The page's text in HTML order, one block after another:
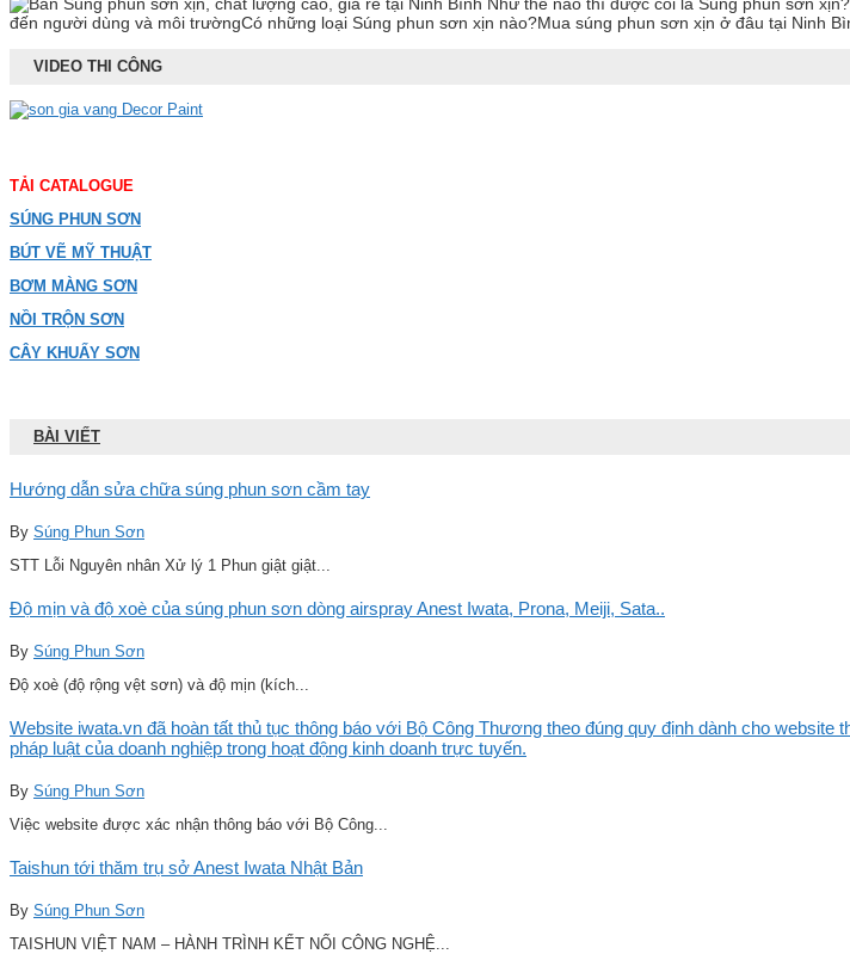
Như thế nào thì được coi là Súng phun sơn
đến người dùng và môi trườngCó những loại Súng phun sơn xịn nào?Mua súng phun sơn xịn ở đâu tại Ninh
VIDEO THI CÔNG
TẢI CATALOGUE
SÚNG PHUN SƠN
BÚT VẼ MỸ THUẬT
BƠM MÀNG SƠN
NỒI TRỘN SƠN
CÂY KHUẤY SƠN
BÀI VIẾT
Hướng dẫn sửa chữa súng phun sơn cầm tay
By Súng Phun Sơn
STT Lỗi Nguyên nhân Xử lý 1 Phun giật giật...
Độ mịn và độ xoè của súng phun sơn dòng airspray Anest Iwata, Prona, Meiji, Sata..
By Súng Phun Sơn
Độ xoè (độ rộng vệt sơn) và độ mịn (kích...
Website iwata.vn đã hoàn tất thủ tục thông báo với Bộ Công Thương theo đúng quy định dành cho
pháp luật của doanh nghiệp trong hoạt động kinh doanh trực tuyến.
By Súng Phun Sơn
Việc website được xác nhận thông báo với Bộ Công...
Taishun tới thăm trụ sở Anest Iwata Nhật Bản
By Súng Phun Sơn
TAISHUN VIỆT NAM – HÀNH TRÌNH KẾT NỐI CÔNG NGHỆ...